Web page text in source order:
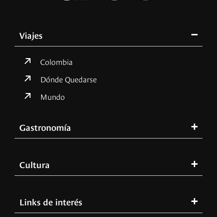
Viajes
Colombia
Dónde Quedarse
Mundo
Gastronomía
Cultura
Links de interés